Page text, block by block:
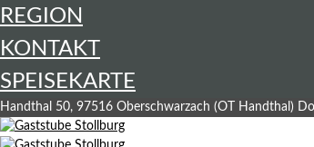
REGION
KONTAKT
SPEISEKARTE
Handthal 50, 97516 Oberschwarzach (OT Handthal)